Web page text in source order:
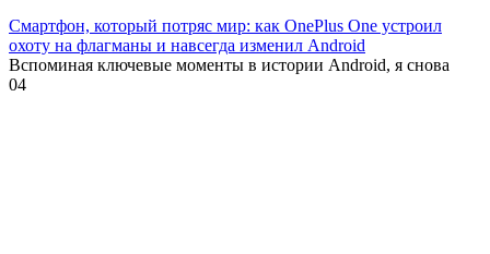
Смартфон, который потряс мир: как OnePlus One устроил
охоту на флагманы и навсегда изменил Android
Вспоминая ключевые моменты в истории Android, я снова
04